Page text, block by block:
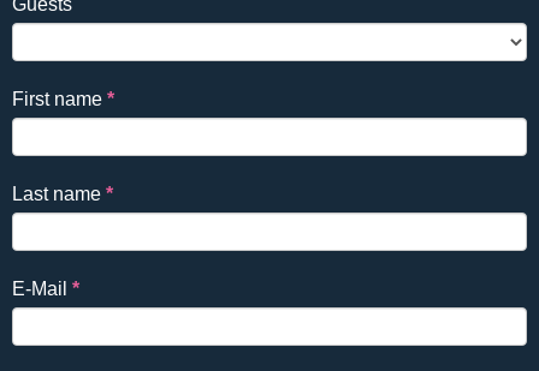
Reservierung
EN
Du
ein
Mensch
bist,
Feld
Guests
First name *
Last name *
E-Mail *